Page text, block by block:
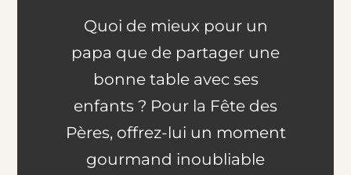
Quoi de mieux pour un
papa que de partager une
bonne table avec ses
enfants ? Pour la Fête des
Pères, offrez-lui un moment
gourmand inoubliable